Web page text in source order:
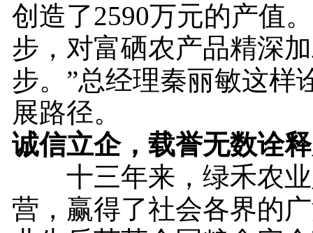
创造了2590万元的产值
步，对富硒农产品精深
步。”总经理秦丽敏这样
展路径。
诚信立企，载誉无数诠
十三年来，绿禾农业
营，赢得了社会各界的